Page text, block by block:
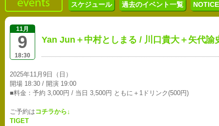
スケジュール 過去のイベント一覧
11月
9
18:30
Yan Jun＋中村としまる / 川口貴大＋矢代諭
2025年11月9日（日）
開場 18:30 / 開演 19:00
■料金：予約 3,000円 / 当日 3,500円 ともに＋1ドリンク(500円)
ご予約は コチラから↓
TIGET